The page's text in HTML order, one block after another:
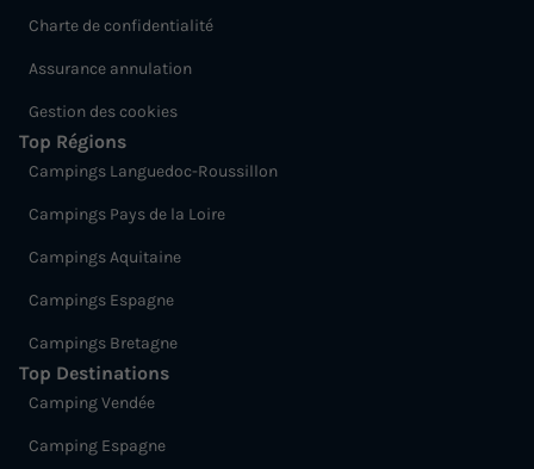
Charte de confidentialité
Assurance annulation
Gestion des cookies
Top Régions
Campings Languedoc-Roussillon
Campings Pays de la Loire
Campings Aquitaine
Campings Espagne
Campings Bretagne
Top Destinations
Camping Vendée
Camping Espagne